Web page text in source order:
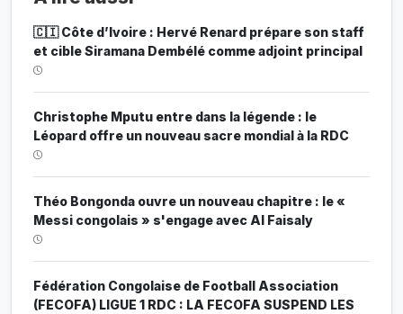
🇨🇮 Côte d’Ivoire : Hervé Renard prépare son staff
et cible Siramana Dembélé comme adjoint principal
Christophe Mputu entre dans la légende : le
Léopard offre un nouveau sacre mondial à la RDC
Théo Bongonda ouvre un nouveau chapitre : le «
Messi congolais » s'engage avec Al Faisaly
Fédération Congolaise de Football Association
(FECOFA) LIGUE 1 RDC : LA FECOFA SUSPEND LES